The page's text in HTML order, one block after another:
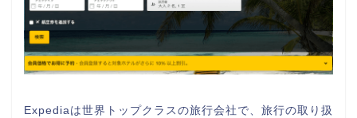
Expediaは世界トップクラスの旅行会社で、旅行の取り扱